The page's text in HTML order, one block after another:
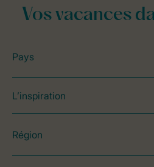
Vos vacances
Pays
L’inspiration
Région